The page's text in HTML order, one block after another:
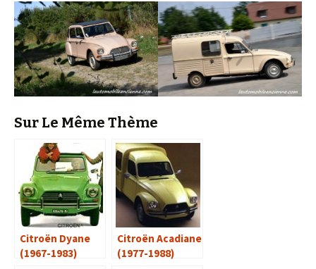
Sur Le Même Thème
Citroën Dyane
(1967-1983)
Citroën Acadiane
(1977-1988)